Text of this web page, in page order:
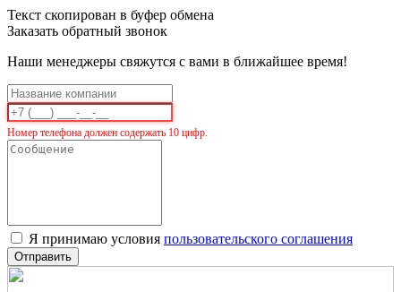
Текст скопирован в буфер обмена
Заказать обратный звонок
Наши менеджеры свяжутся с вами в ближайшее время!
Номер телефона должен содержать 10 цифр.
Я принимаю условия пользовательского соглашения
Отправить